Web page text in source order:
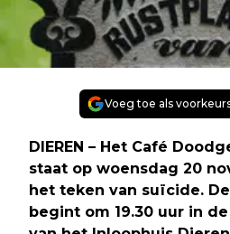
Voeg toe als
DIEREN – Het Café
staat op woensdag 20
het teken van suïcide.
begint om 19.30 uur in